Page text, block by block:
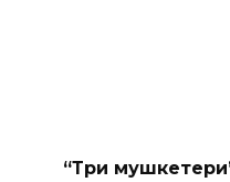
“Три